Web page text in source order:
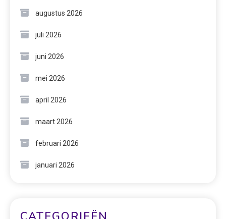
augustus 2026
juli 2026
juni 2026
mei 2026
april 2026
maart 2026
februari 2026
januari 2026